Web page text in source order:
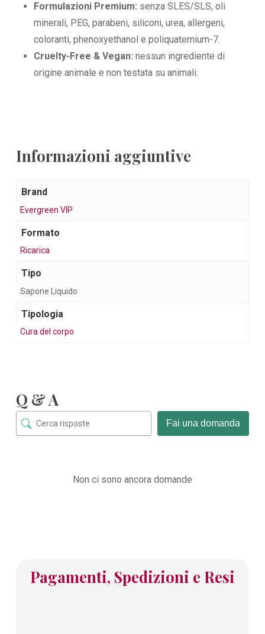
Formulazioni Premium: senza SLES/SLS, oli
minerali, PEG, parabeni, siliconi, urea, allergeni,
coloranti, phenoxyethanol e poliquaternium-7.
Cruelty-Free & Vegan: nessun ingrediente di
origine animale e non testata su animali.
Informazioni aggiuntive
Brand
Evergreen VIP
Formato
Ricarica
Tipo
Sapone Liquido
Tipologia
Cura del corpo
Q & A
Fai una domanda
Non ci sono ancora domande
Pagamenti, Spedizioni e Resi